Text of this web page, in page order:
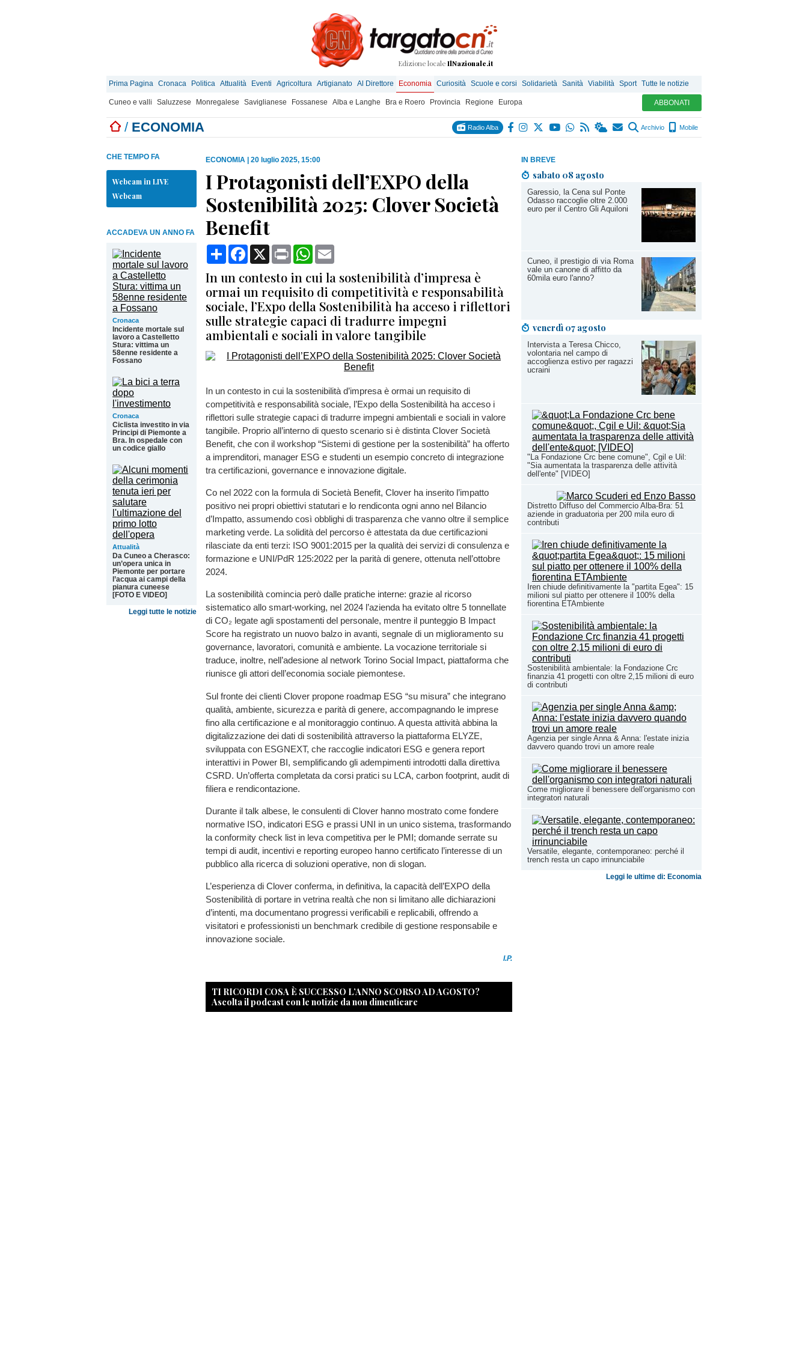
Edizione locale IlNazionale.it
Prima Pagina Cronaca Politica Attualità Eventi Agricoltura Artigianato Al Direttore Economia Curiosità Scuole e corsi Solidarietà Sanità Viabilità Sport Tutte le notizie
Cuneo e valli Saluzzese Monregalese Saviglianese Fossanese Alba e Langhe Bra e Roero Provincia Regione Europa ABBONATI
/ ECONOMIA Radio Alba Archivio Mobile
IN BREVE
sabato 08 agosto
Garessio, la Cena sul Ponte
Odasso raccoglie oltre 2.000
euro per il Centro Gli Aquiloni
Cuneo, il prestigio di via Roma
vale un canone di affitto da
60mila euro l'anno?
venerdì 07 agosto
Intervista a Teresa Chicco,
volontaria nel campo di
accoglienza estivo per ragazzi
ucraini
"La Fondazione Crc bene comune", Cgil e Uil:
"Sia aumentata la trasparenza delle attività
dell'ente" [VIDEO]
Distretto Diffuso del Commercio Alba-Bra: 51
aziende in graduatoria per 200 mila euro di
contributi
Iren chiude definitivamente la "partita Egea": 15
milioni sul piatto per ottenere il 100% della
fiorentina ETAmbiente
Sostenibilità ambientale: la Fondazione Crc
finanzia 41 progetti con oltre 2,15 milioni di euro
di contributi
Agenzia per single Anna & Anna: l'estate inizia
davvero quando trovi un amore reale
Come migliorare il benessere dell'organismo con
integratori naturali
Versatile, elegante, contemporaneo: perché il
trench resta un capo irrinunciabile
Leggi le ultime di: Economia
CHE TEMPO FA
Webcam in LIVE
Webcam
ACCADEVA UN ANNO FA
Cronaca
Incidente mortale sul
lavoro a Castelletto
Stura: vittima un
58enne residente a
Fossano
Cronaca
Ciclista investito in via
Principi di Piemonte a
Bra. In ospedale con
un codice giallo
Attualità
Da Cuneo a Cherasco:
un’opera unica in
Piemonte per portare
l’acqua ai campi della
pianura cuneese
[FOTO E VIDEO]
Leggi tutte le notizie
ECONOMIA 20 luglio 2025, 15:00
I Protagonisti dell’EXPO della
Sostenibilità 2025: Clover Società
Benefit
CondividiFacebook
X Print WhatsApp
In un contesto in cui la sostenibilità d’impresa è
ormai un requisito di competitività e responsabilità
sociale, l’Expo della Sostenibilità ha acceso i riflettori
sulle strategie capaci di tradurre impegni
ambientali e sociali in valore tangibile
In un contesto in cui la sostenibilità d’impresa è ormai un requisito di
competitività e responsabilità sociale, l’Expo della Sostenibilità ha acceso i
riflettori sulle strategie capaci di tradurre impegni ambientali e sociali in valore
tangibile. Proprio all’interno di questo scenario si è distinta Clover Società
Benefit, che con il workshop “Sistemi di gestione per la sostenibilità” ha offerto
a imprenditori, manager ESG e studenti un esempio concreto di integrazione
tra certificazioni, governance e innovazione digitale.
Co nel 2022 con la formula di Società Benefit, Clover ha inserito l’impatto
positivo nei propri obiettivi statutari e lo rendiconta ogni anno nel Bilancio
d’Impatto, assumendo così obblighi di trasparenza che vanno oltre il semplice
marketing verde. La solidità del percorso è attestata da due certificazioni
rilasciate da enti terzi: ISO 9001:2015 per la qualità dei servizi di consulenza e
formazione e UNI/PdR 125:2022 per la parità di genere, ottenuta nell’ottobre
2024.
La sostenibilità comincia però dalle pratiche interne: grazie al ricorso
sistematico allo smart-working, nel 2024 l’azienda ha evitato oltre 5 tonnellate
di CO₂ legate agli spostamenti del personale, mentre il punteggio B Impact
Score ha registrato un nuovo balzo in avanti, segnale di un miglioramento su
governance, lavoratori, comunità e ambiente. La vocazione territoriale si
traduce, inoltre, nell’adesione al network Torino Social Impact, piattaforma che
riunisce gli attori dell’economia sociale piemontese.
Sul fronte dei clienti Clover propone roadmap ESG “su misura” che integrano
qualità, ambiente, sicurezza e parità di genere, accompagnando le imprese
fino alla certificazione e al monitoraggio continuo. A questa attività abbina la
digitalizzazione dei dati di sostenibilità attraverso la piattaforma ELYZE,
sviluppata con ESGNEXT, che raccoglie indicatori ESG e genera report
interattivi in Power BI, semplificando gli adempimenti introdotti dalla direttiva
CSRD. Un’offerta completata da corsi pratici su LCA, carbon footprint, audit di
filiera e rendicontazione.
Durante il talk albese, le consulenti di Clover hanno mostrato come fondere
normative ISO, indicatori ESG e prassi UNI in un unico sistema, trasformando
la conformity check list in leva competitiva per le PMI; domande serrate su
tempi di audit, incentivi e reporting europeo hanno certificato l’interesse di un
pubblico alla ricerca di soluzioni operative, non di slogan.
L’esperienza di Clover conferma, in definitiva, la capacità dell’EXPO della
Sostenibilità di portare in vetrina realtà che non si limitano alle dichiarazioni
d’intenti, ma documentano progressi verificabili e replicabili, offrendo a
visitatori e professionisti un benchmark credibile di gestione responsabile e
innovazione sociale.
I.P.
TI RICORDI COSA È SUCCESSO L’ANNO SCORSO AD AGOSTO?
Ascolta il podcast con le notizie da non dimenticare